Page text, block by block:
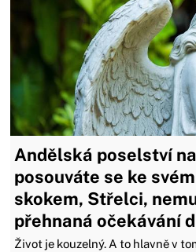
Andělská poselství
posouváte se ke
skokem, Střelci,
přehnaná očekávání
Život je kouzelný. A to hlavně v